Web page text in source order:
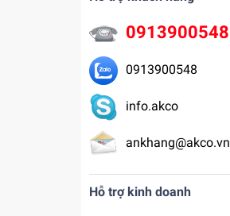
0913900548
0913900548
info.akco
ankhang@akco.vn
Hỗ trợ kinh doanh